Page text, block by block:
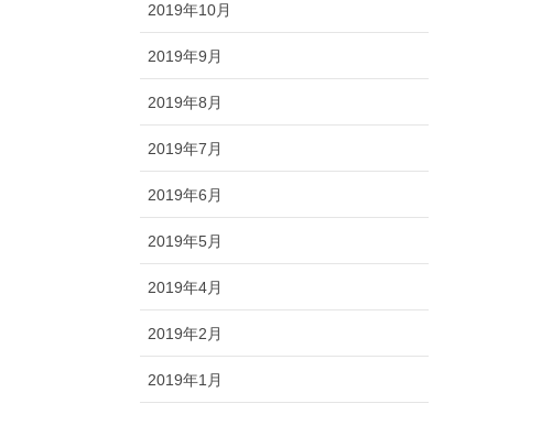
2019年10月
2019年9月
2019年8月
2019年7月
2019年6月
2019年5月
2019年4月
2019年2月
2019年1月